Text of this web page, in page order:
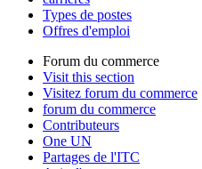
Types de postes
Offres d'emploi
Forum du commerce
Visit this section
Visitez forum du commerce
forum du commerce
Contributeurs
One UN
Partages de l'ITC